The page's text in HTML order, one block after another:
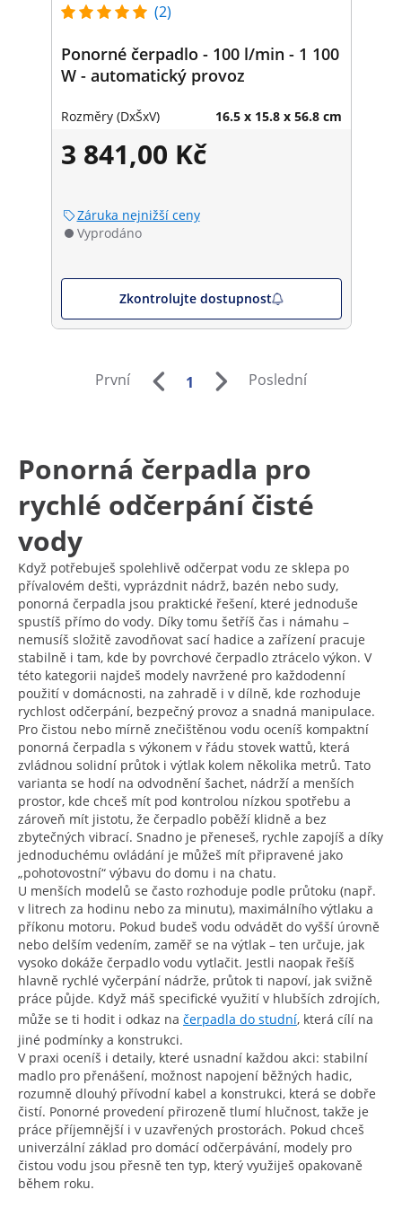
(2)
Ponorné čerpadlo - 100 l/min - 1 100
W - automatický provoz
Rozměry (DxŠxV) 16.5 x 15.8 x 56.8 cm
3 841,00 Kč
Záruka nejnižší ceny
Vyprodáno
Zkontrolujte dostupnost
První 1 Poslední
Ponorná čerpadla pro
rychlé odčerpání čisté
vody
Když potřebuješ spolehlivě odčerpat vodu ze sklepa po
přívalovém dešti, vyprázdnit nádrž, bazén nebo sudy,
ponorná čerpadla jsou praktické řešení, které jednoduše
spustíš přímo do vody. Díky tomu šetříš čas i námahu –
nemusíš složitě zavodňovat sací hadice a zařízení pracuje
stabilně i tam, kde by povrchové čerpadlo ztrácelo výkon. V
této kategorii najdeš modely navržené pro každodenní
použití v domácnosti, na zahradě i v dílně, kde rozhoduje
rychlost odčerpání, bezpečný provoz a snadná manipulace.
Pro čistou nebo mírně znečištěnou vodu oceníš kompaktní
ponorná čerpadla s výkonem v řádu stovek wattů, která
zvládnou solidní průtok i výtlak kolem několika metrů. Tato
varianta se hodí na odvodnění šachet, nádrží a menších
prostor, kde chceš mít pod kontrolou nízkou spotřebu a
zároveň mít jistotu, že čerpadlo poběží klidně a bez
zbytečných vibrací. Snadno je přeneseš, rychle zapojíš a díky
jednoduchému ovládání je můžeš mít připravené jako
„pohotovostní“ výbavu do domu i na chatu.
U menších modelů se často rozhoduje podle průtoku (např.
v litrech za hodinu nebo za minutu), maximálního výtlaku a
příkonu motoru. Pokud budeš vodu odvádět do vyšší úrovně
nebo delším vedením, zaměř se na výtlak – ten určuje, jak
vysoko dokáže čerpadlo vodu vytlačit. Jestli naopak řešíš
hlavně rychlé vyčerpání nádrže, průtok ti napoví, jak svižně
práce půjde. Když máš specifické využití v hlubších zdrojích,
může se ti hodit i odkaz na čerpadla do studní, která cílí na
jiné podmínky a konstrukci.
V praxi oceníš i detaily, které usnadní každou akci: stabilní
madlo pro přenášení, možnost napojení běžných hadic,
rozumně dlouhý přívodní kabel a konstrukci, která se dobře
čistí. Ponorné provedení přirozeně tlumí hlučnost, takže je
práce příjemnější i v uzavřených prostorách. Pokud chceš
univerzální základ pro domácí odčerpávání, modely pro
čistou vodu jsou přesně ten typ, který využiješ opakovaně
během roku.